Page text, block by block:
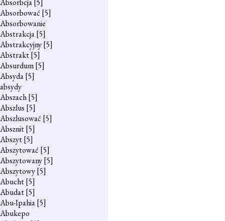
Absorbcja[5]
Absorbować [5]
Absorbowanie
Abstrakcja[5]
Abstrakcyjny[5]
Abstrakt[5]
Absurdum[5]
Absyda[5]
absydy
Abszach[5]
Abszlus [5]
Abszlusować [5]
Absznit[5]
Abszyt[5]
Abszytować [5]
Abszytowany[5]
Abszytowy[5]
Abucht[5]
Abudat[5]
Abu-Ipahia[5]
Abukepo